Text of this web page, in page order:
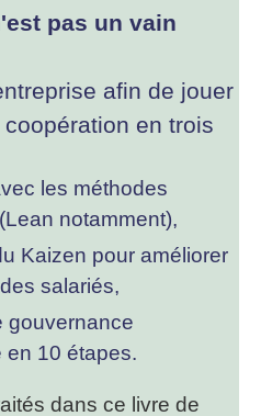
pas un vain
afin de jouer
en trois
les méthodes
notamment),
Kaizen pour améliorer
salariés,
gouvernance
en 10 étapes.
dans ce livre de